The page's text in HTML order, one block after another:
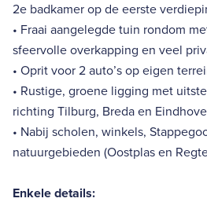
2e badkamer op de eerste
• Fraai aangelegde tuin rondom
sfeervolle overkapping en veel
• Oprit voor 2 auto’s op eigen
• Rustige, groene ligging met
richting Tilburg, Breda en
• Nabij scholen, winkels,
natuurgebieden (Oostplas en
Enkele details: